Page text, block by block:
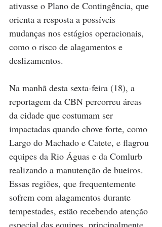
ativasse o Plano de Contingência, que
orienta a resposta a possíveis
mudanças nos estágios operacionais,
como o risco de alagamentos e
deslizamentos.
Na manhã desta sexta-feira (18), a
reportagem da CBN percorreu áreas
da cidade que costumam ser
impactadas quando chove forte, como
Largo do Machado e Catete, e flagrou
equipes da Rio Águas e da Comlurb
realizando a manutenção de bueiros.
Essas regiões, que frequentemente
sofrem com alagamentos durante
tempestades, estão recebendo atenção
especial das equipes, principalmente